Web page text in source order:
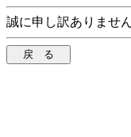
誠に申し訳ありませ